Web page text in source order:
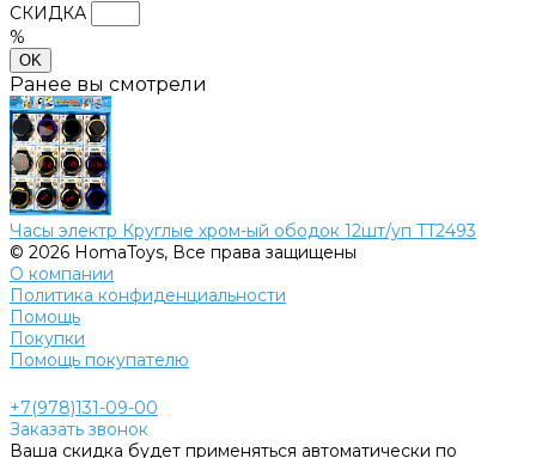
СКИДКА
%
OK
Ранее вы смотрели
Часы электр Круглые хром-ый ободок 12шт/уп TT2493
© 2026 HomaToys, Все права защищены
О компании
Политика конфиденциальности
Помощь
Покупки
Помощь покупателю
+7(978)131-09-00
Заказать звонок
Ваша скидка будет применяться автоматически по